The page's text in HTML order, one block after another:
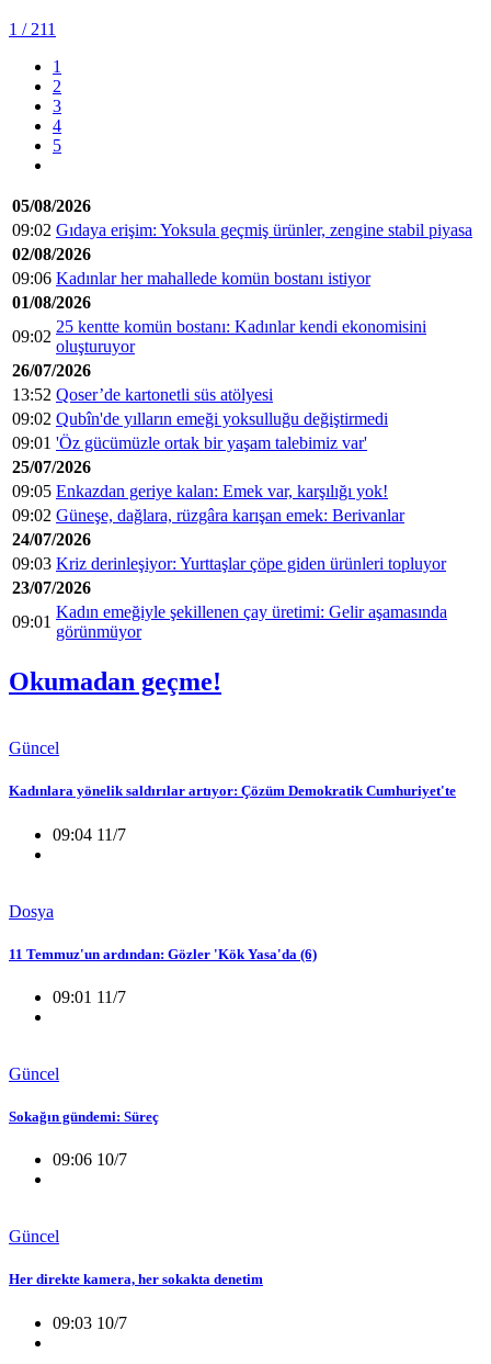
1 / 211
1
2
3
4
5
05/08/2026
09:02 Gıdaya erişim: Yoksula geçmiş ürünler, zengine stabil piyasa
02/08/2026
09:06 Kadınlar her mahallede komün bostanı istiyor
01/08/2026
09:02
25 kentte komün bostanı: Kadınlar kendi ekonomisini
oluşturuyor
26/07/2026
13:52 Qoser’de kartonetli süs atölyesi
09:02 Qubîn'de yılların emeği yoksulluğu değiştirmedi
09:01 'Öz gücümüzle ortak bir yaşam talebimiz var'
25/07/2026
09:05 Enkazdan geriye kalan: Emek var, karşılığı yok!
09:02 Güneşe, dağlara, rüzgâra karışan emek: Berivanlar
24/07/2026
09:03 Kriz derinleşiyor: Yurttaşlar çöpe giden ürünleri topluyor
23/07/2026
09:01
Kadın emeğiyle şekillenen çay üretimi: Gelir aşamasında
görünmüyor
Okumadan geçme!
Güncel
Kadınlara yönelik saldırılar artıyor: Çözüm Demokratik Cumhuriyet'te
09:04 11/7
Dosya
11 Temmuz'un ardından: Gözler 'Kök Yasa'da (6)
09:01 11/7
Güncel
Sokağın gündemi: Süreç
09:06 10/7
Güncel
Her direkte kamera, her sokakta denetim
09:03 10/7